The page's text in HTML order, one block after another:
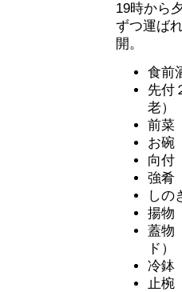
19時から
ずつ運ば
開。
食
先付
老）
前菜
お
向
強
し
揚
蓋物
ド）
冷
止